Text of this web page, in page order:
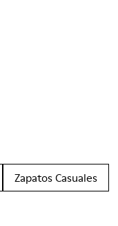
Zapatos Casuales